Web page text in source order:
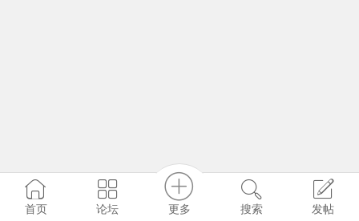
首页 论坛 更多 搜索 发帖